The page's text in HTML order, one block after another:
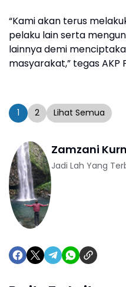
“Kami akan terus
pelaku lain serta
lainnya demi
masyarakat,” tegas AKP
1 2 Lihat Semua
Zamzani
Jadi Lah Yang